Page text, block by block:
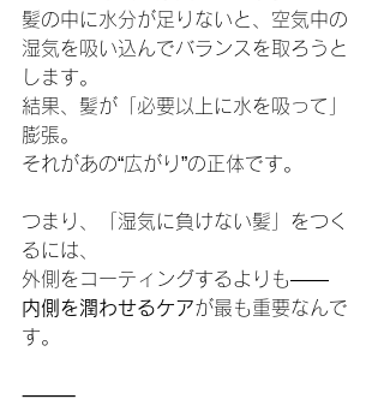
髪の中に水分が足りないと、空気中の
湿気を吸い込んでバランスを取ろうと
します。
結果、髪が「必要以上に水を吸って」
膨張。
それがあの“広がり”の正体です。
つまり、「湿気に負けない髪」をつく
るには、
外側をコーティングするよりも――
内側を潤わせるケアが最も重要なんで
す。
⸻